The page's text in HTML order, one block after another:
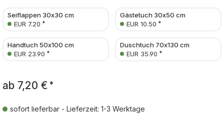
Seiflappen 30x30 cm
EUR 7.20 *
Gästetuch 30x50 cm
EUR 10.50 *
Handtuch 50x100 cm
EUR 23.90 *
Duschtuch 70x130 cm
EUR 35.90 *
ab 7,20 € *
sofort lieferbar - Lieferzeit: 1-3 Werktage